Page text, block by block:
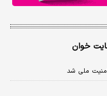
خوان
ملی شد